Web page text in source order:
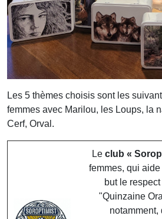
Les 5 thèmes choisis sont les
femmes avec Marilou, les Loups, la
Cerf, Orval.
Le club «
femmes, qui
but le
"Quinzaine